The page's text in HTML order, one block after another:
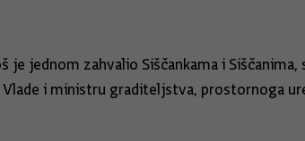
jednom zahvalio Siščankama i
i ministru graditeljstva, prostornoga